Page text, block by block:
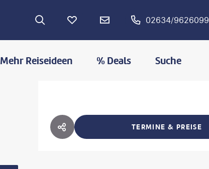
02634/9626099
Mehr Reiseideen % Deals Suche
HOTEL TEILEN TERMINE & PREISE